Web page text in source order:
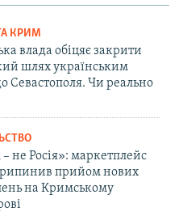
КРИМ
влада обіцяє закрити
шлях українським
Севастополя. Чи реально
не Росія»: маркетплейс
прийом нових
на Кримському